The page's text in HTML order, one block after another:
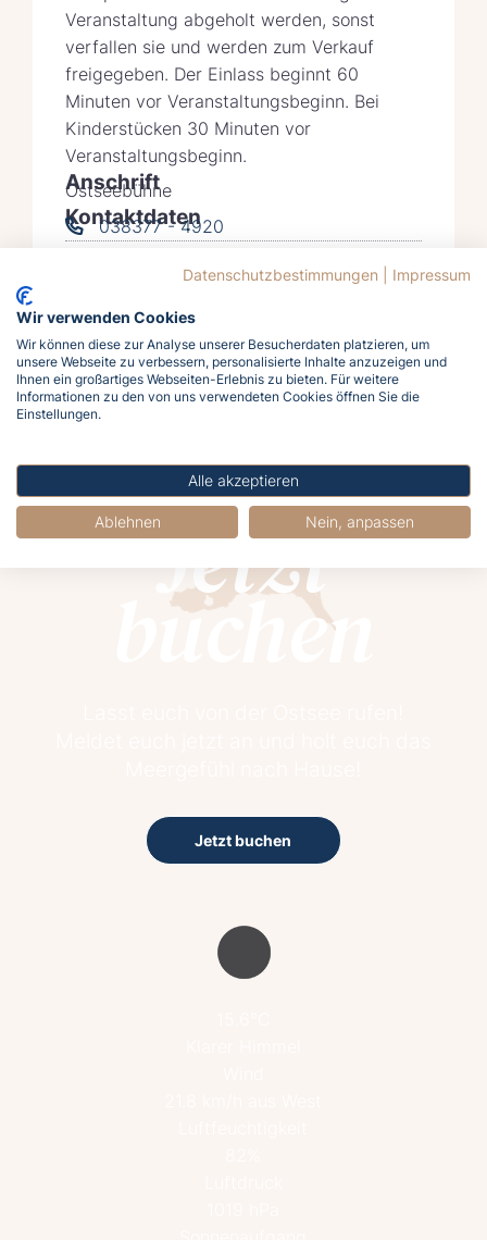
Veranstaltung abgeholt werden, sonst
verfallen sie und werden zum Verkauf
freigegeben. Der Einlass beginnt 60
Minuten vor Veranstaltungsbeginn. Bei
Kinderstücken 30 Minuten vor
Veranstaltungsbeginn.
Anschrift
Ostseebühne
Kontaktdaten
038377 - 4920
info@kv-zinnowitz.de
Jetzt
buchen
Jetzt buchen
Datenschutzbestimmungen Impressum
Wir verwenden Cookies
Wir können diese zur Analyse unserer Besucherdaten platzieren, um
unsere Webseite zu verbessern, personalisierte Inhalte anzuzeigen und
Ihnen ein großartiges Webseiten-Erlebnis zu bieten. Für weitere
Informationen zu den von uns verwendeten Cookies öffnen Sie die
Einstellungen.
Alle akzeptieren
Ablehnen Nein, anpassen